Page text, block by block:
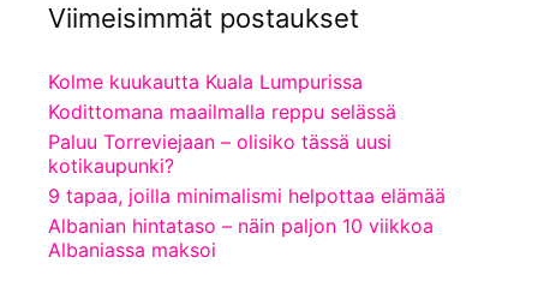
Viimeisimmät postaukset
Kolme kuukautta Kuala Lumpurissa
Kodittomana maailmalla reppu selässä
Paluu Torreviejaan – olisiko tässä uusi
kotikaupunki?
9 tapaa, joilla minimalismi helpottaa elämää
Albanian hintataso – näin paljon 10 viikkoa
Albaniassa maksoi